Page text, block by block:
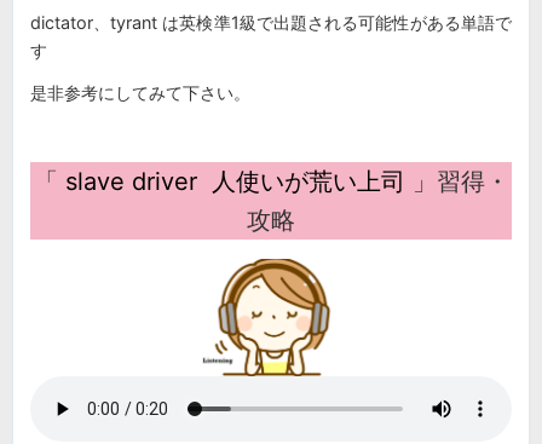
dictator、tyrant は英検準1級で出題される可能性がある単語で
す
是非参考にしてみて下さい。
「 slave driver 人使いが荒い上司
」習得・
攻略